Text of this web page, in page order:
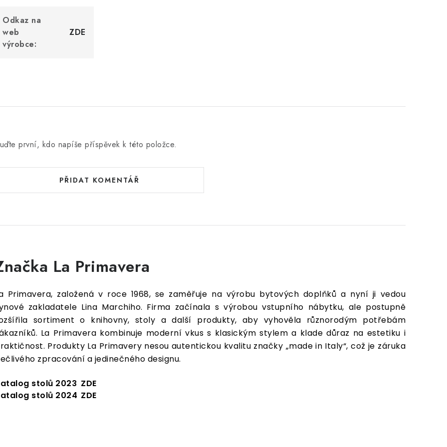
Odkaz na
web
výrobce:
ZDE
první, kdo napíše příspěvek k této položce.
PŘIDAT KOMENTÁŘ
La Primavera
Primavera, založená v roce 1968, se zaměřuje na výrobu bytových doplňků a nyní ji vedou
zakladatele Lina Marchiho. Firma začínala s výrobou vstupního nábytku, ale postupně
sortiment o knihovny, stoly a další produkty, aby vyhověla různorodým potřebám
La Primavera kombinuje moderní vkus s klasickým stylem a klade důraz na estetiku i
Produkty La Primavery nesou autentickou kvalitu značky „made in Italy“, což je záruka
zpracování a jedinečného designu.
stolů 2023 ZDE
stolů 2024 ZDE